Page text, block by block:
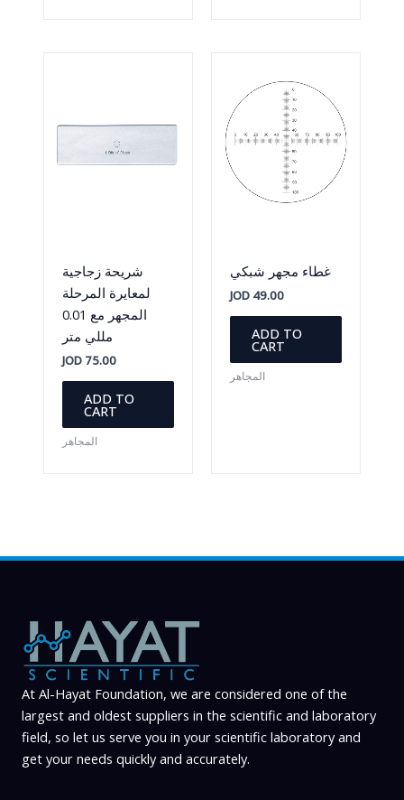
شريحة زجاجية
لمعايرة المرحلة
المجهر مع 0.01
مللي متر
JOD75.00
ADD TO
CART
المجاهر
غطاء مجهر شبكي
JOD 49.00
ADD TO
CART
المجاهر
At Al-Hayat Foundation, we are considered one of the
largest and oldest suppliers in the scientific and laboratory
field, so let us serve you in your scientific laboratory and
get your needs quickly and accurately.